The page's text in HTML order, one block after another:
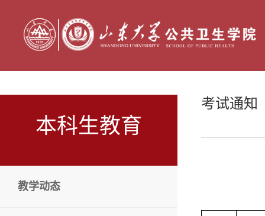
本科生教育
教学动态
考试通知